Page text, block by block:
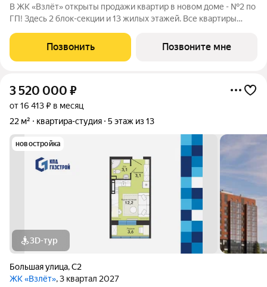
В ЖК «Взлёт» открыты продажи квартир в новом доме - №2 по
ГП! Здесь 2 блок-секции и 13 жилых этажей. Все квартиры
холлов, благоустроенным двором. В квартирографии,
традиционно, представлен широкий
Позвонить Позвоните мне
3 520 000 ₽
от 16 413 ₽ в месяц
22 м²
квартира-студия 5 этаж из 13
новостройка
3D-тур
Большая улица,С2
ЖК «Взлёт», 3 квартал 2027